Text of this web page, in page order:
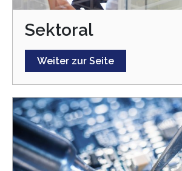
Sektoral
Weiter zur Seite